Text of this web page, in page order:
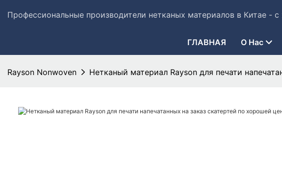
Профессиональные производители нетканых материалов в Китае -
ГЛАВНАЯ О Нас
Rayson Nonwoven Нетканый материал Rayson для печати